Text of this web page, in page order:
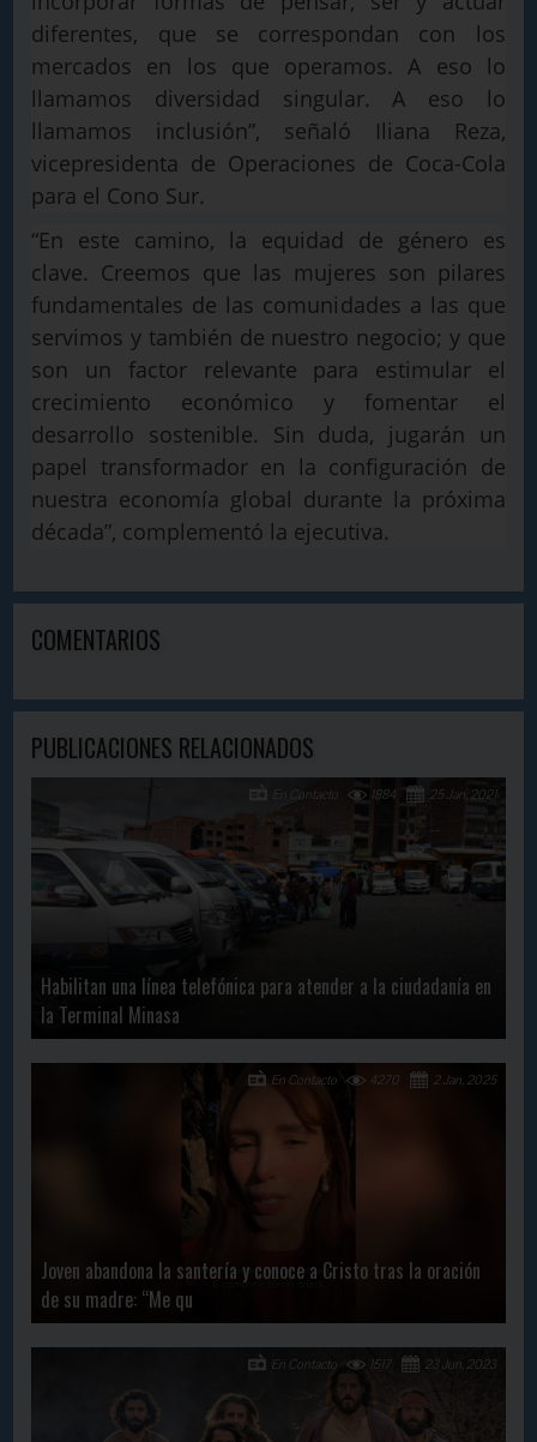
diferentes, que se correspondan con los
mercados en los que operamos. A eso lo
llamamos diversidad singular. A eso lo
llamamos inclusión”, señaló Iliana Reza,
vicepresidenta de Operaciones de Coca-Cola
para el Cono Sur.
“En este camino, la equidad de género es
clave. Creemos que las mujeres son pilares
fundamentales de las comunidades a las que
servimos y también de nuestro negocio; y que
son un factor relevante para estimular el
crecimiento económico y fomentar el
desarrollo sostenible. Sin duda, jugarán un
papel transformador en la configuración de
nuestra economía global durante la próxima
década”, complementó la ejecutiva.
COMENTARIOS
PUBLICACIONES RELACIONADOS
Habilitan una línea telefónica para atender a la ciudadanía en
la Terminal Minasa
25 Jan, 2021
1884
En Contacto
Joven abandona la santería y conoce a Cristo tras la oración
de su madre: “Me qu
2 Jan, 2025
4270
En Contacto
23 Jun, 2023
1517
En Contacto